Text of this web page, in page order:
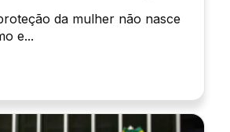
da mulher não nasce
e...